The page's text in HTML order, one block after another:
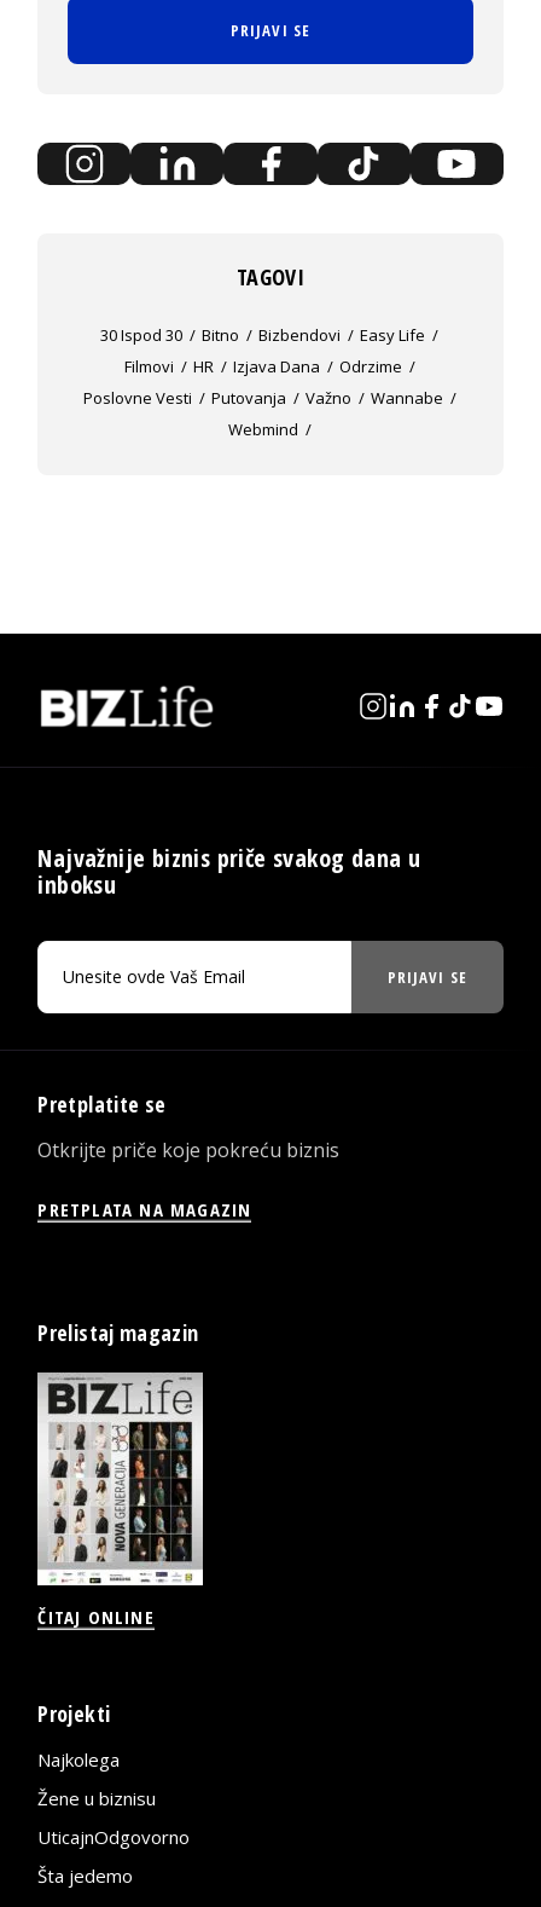
PRIJAVI SE
TAGOVI
30 Ispod 30 Bitno Bizbendovi
Easy Life
Filmovi
HR Izjava Dana
Odrzime
Poslovne Vesti
Putovanja Važno
Wannabe
Webmind
Najvažnije biznis priče svakog dana u
inboksu
PRIJAVI SE
Pretplatite se
Otkrijte priče koje pokreću biznis
PRETPLATA NA MAGAZIN
Prelistaj magazin
ČITAJ ONLINE
Projekti
Najkolega
Žene u biznisu
UticajnOdgovorno
Šta jedemo